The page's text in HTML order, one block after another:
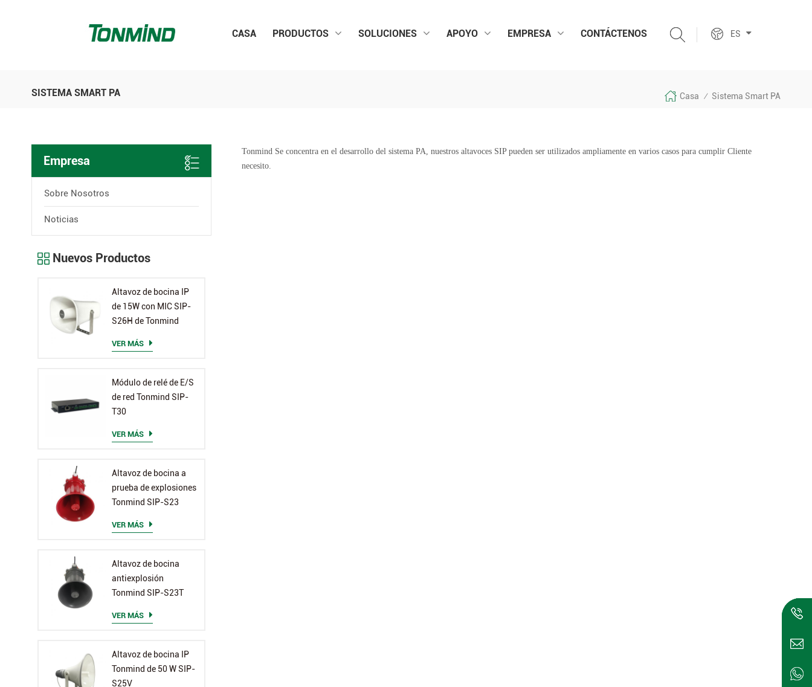
ES
CASA PRODUCTOS SOLUCIONES APOYO EMPRESA CONTÁCTENOS
SISTEMA SMART PA Casa / Sistema Smart PA
Empresa
Sobre Nosotros
Noticias
Nuevos Productos
Altavoz de bocina IP
de 15W con MIC SIP-
S26H de Tonmind
VER MÁS
Módulo de relé de E/S
de red Tonmind SIP-
T30
VER MÁS
Altavoz de bocina a
prueba de explosiones
Tonmind SIP-S23
VER MÁS
Altavoz de bocina
antiexplosión
Tonmind SIP-S23T
VER MÁS
Altavoz de bocina IP
Tonmind de 50 W SIP-
S25V
Tonmind Se concentra en el desarrollo del sistema PA, nuestros altavoces SIP pueden ser utilizados ampliamente en varios casos para cumplir Cliente
necesito.